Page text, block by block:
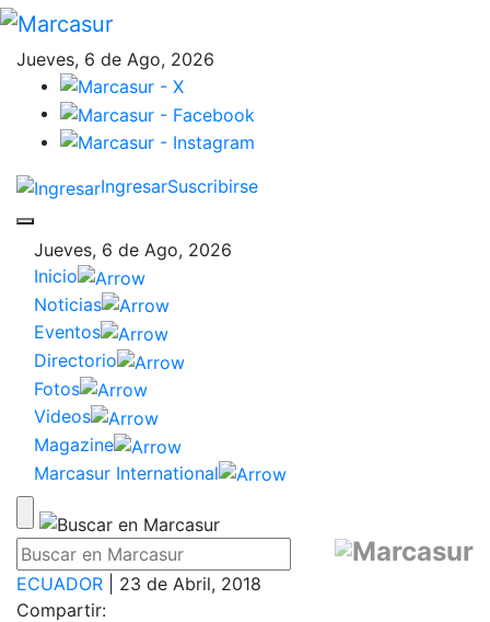
Jueves, 6 de Ago, 2026
IngresarSuscribirse
Jueves, 6 de Ago, 2026
Inicio
Noticias
Eventos
Directorio
Fotos
Videos
Magazine
Marcasur International
ECUADOR | 23 de Abril, 2018
Compartir: